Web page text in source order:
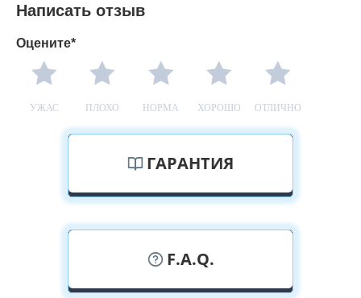
Написать отзыв
Оцените*
УЖАС ПЛОХО НОРМА ХОРОШО ОТЛИЧНО
ГАРАНТИЯ
F.A.Q.